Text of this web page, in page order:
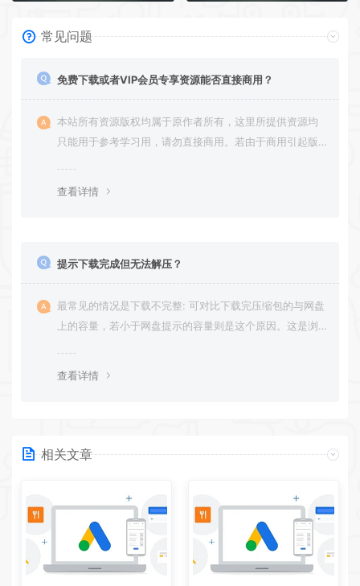
常见问题
免费下载或者VIP会员专享资源能否直接商用？
本站所有资源版权均属于原作者所有，这里所提供资源均
只能用于参考学习用，请勿直接商用。若由于商用引起版
查看详情
提示下载完成但无法解压？
最常见的情况是下载不完整: 可对比下载完压缩包的与网盘
上的容量，若小于网盘提示的容量则是这个原因。这是浏
查看详情
相关文章